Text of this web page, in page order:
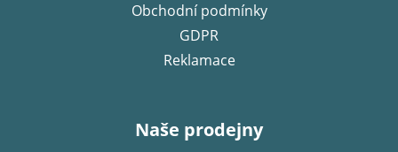
Obchodní podmínky
GDPR
Reklamace
Naše prodejny